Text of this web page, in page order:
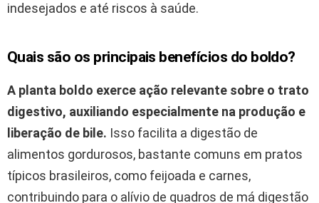
indesejados e até riscos à saúde.
Quais são os principais benefícios do boldo?
A planta boldo exerce ação relevante sobre o trato
digestivo, auxiliando especialmente na produção e
liberação de bile. Isso facilita a digestão de
alimentos gordurosos, bastante comuns em pratos
típicos brasileiros, como feijoada e carnes,
contribuindo para o alívio de quadros de má digestão